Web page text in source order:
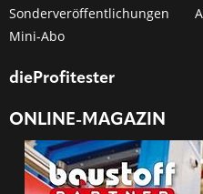
Sonderveröffentlichungen
Mini-Abo
dieProfitester
ONLINE-MAGAZIN